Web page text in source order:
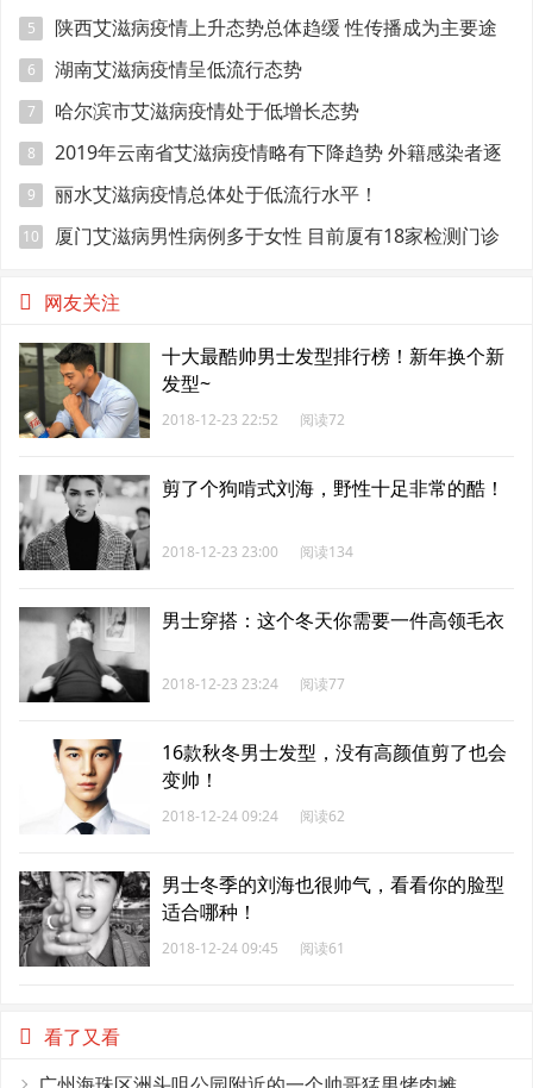
5
陕西艾滋病疫情上升态势总体趋缓 性传播成为主要途
径
6 湖南艾滋病疫情呈低流行态势
7 哈尔滨市艾滋病疫情处于低增长态势
8
2019年云南省艾滋病疫情略有下降趋势 外籍感染者逐
年增多
9 丽水艾滋病疫情总体处于低流行水平！
10 厦门艾滋病男性病例多于女性 目前厦有18家检测门诊
网友关注
十大最酷帅男士发型排行榜！新年换个新
发型~
2018-12-23 22:52 阅读72
剪了个狗啃式刘海，野性十足非常的酷！
2018-12-23 23:00 阅读134
男士穿搭：这个冬天你需要一件高领毛衣
2018-12-23 23:24 阅读77
16款秋冬男士发型，没有高颜值剪了也会
变帅！
2018-12-24 09:24 阅读62
男士冬季的刘海也很帅气，看看你的脸型
适合哪种！
2018-12-24 09:45 阅读61
看了又看